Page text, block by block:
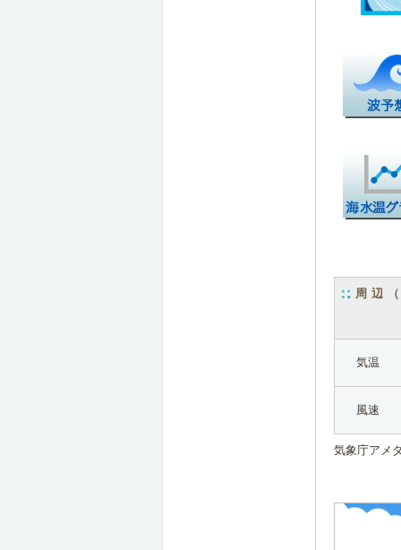
周辺
気温
風速
気象庁アメ